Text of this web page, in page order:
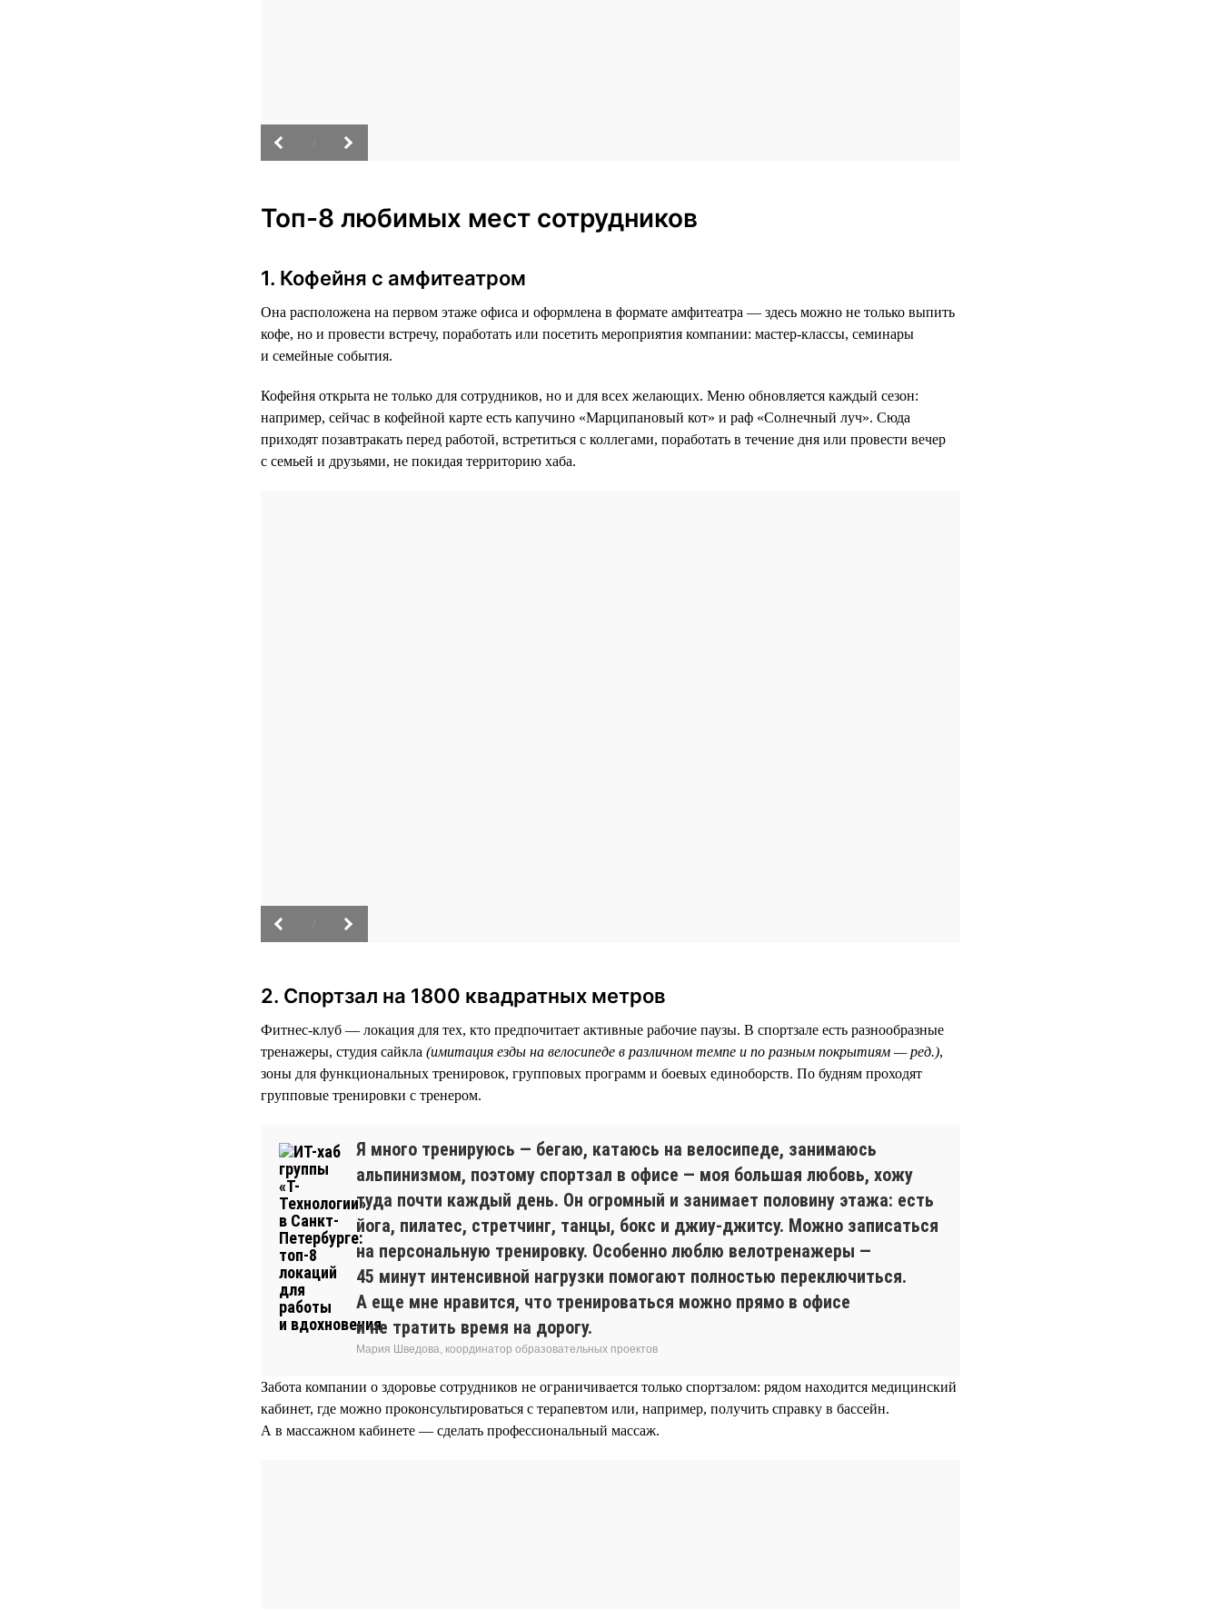
Топ-8 любимых мест сотрудников
1. Кофейня с амфитеатром
Она расположена на первом этаже офиса и оформлена в формате амфитеатра — здесь можно не только выпить
кофе, но и провести встречу, поработать или посетить мероприятия компании: мастер-классы, семинары
и семейные события.
Кофейня открыта не только для сотрудников, но и для всех желающих. Меню обновляется каждый сезон:
например, сейчас в кофейной карте есть капучино «Марципановый кот» и раф «Солнечный луч». Сюда
приходят позавтракать перед работой, встретиться с коллегами, поработать в течение дня или провести вечер
с семьей и друзьями, не покидая территорию хаба.
2. Спортзал на 1800 квадратных метров
Фитнес-клуб — локация для тех, кто предпочитает активные рабочие паузы. В спортзале есть разнообразные
тренажеры, студия сайкла (имитация езды на велосипеде в различном темпе и по разным покрытиям — ред.),
зоны для функциональных тренировок, групповых программ и боевых единоборств. По будням проходят
групповые тренировки с тренером.
Я много тренируюсь — бегаю, катаюсь на велосипеде, занимаюсь
альпинизмом, поэтому спортзал в офисе — моя большая любовь, хожу
туда почти каждый день. Он огромный и занимает половину этажа: есть
йога, пилатес, стретчинг, танцы, бокс и джиу-джитсу. Можно записаться
на персональную тренировку. Особенно люблю велотренажеры —
45 минут интенсивной нагрузки помогают полностью переключиться.
А еще мне нравится, что тренироваться можно прямо в офисе
и не тратить время на дорогу.
Мария Шведова, координатор образовательных проектов
Забота компании о здоровье сотрудников не ограничивается только спортзалом: рядом находится медицинский
кабинет, где можно проконсультироваться с терапевтом или, например, получить справку в бассейн.
А в массажном кабинете — сделать профессиональный массаж.